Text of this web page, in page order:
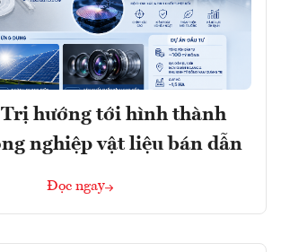
hướng tới hình thành
nghiệp vật liệu bán dẫn
Đọc ngay